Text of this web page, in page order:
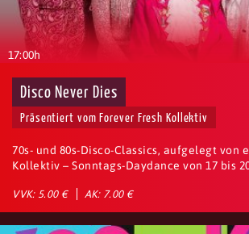
17:00h
Disco Never Dies
Präsentiert vom Forever Fresh Kollektiv
70s- und 80s-Disco-Classics, aufgelegt von
Kollektiv – Sonntags-Daydance von 17 bis
VVK: 5.00 € AK: 7.00 €